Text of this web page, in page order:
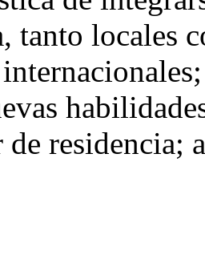
tanto locales
residencia;